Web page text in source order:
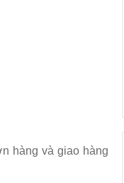
hàng và giao hàng